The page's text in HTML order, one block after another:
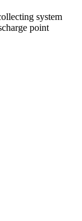
system
point